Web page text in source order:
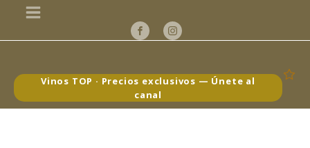
Vinos TOP · Precios exclusivos — Únete al
canal